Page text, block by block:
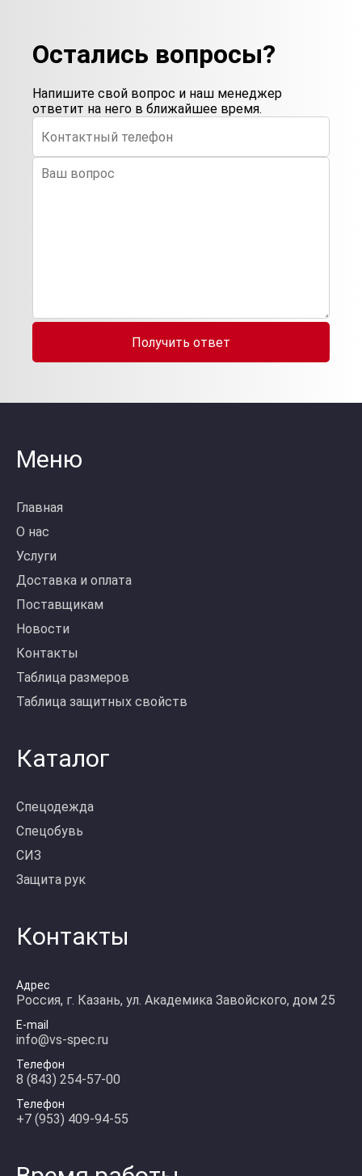
Остались вопросы?
Напишите свой вопрос и наш менеджер
ответит на него в ближайшее время.
Получить ответ
Меню
Главная
О нас
Услуги
Доставка и оплата
Поставщикам
Новости
Контакты
Таблица размеров
Таблица защитных свойств
Каталог
Спецодежда
Спецобувь
СИЗ
Защита рук
Контакты
Адрес
Россия, г. Казань, ул. Академика Завойского, дом 25
E-mail
info@vs-spec.ru
Телефон
8 (843) 254-57-00
Телефон
+7 (953) 409-94-55